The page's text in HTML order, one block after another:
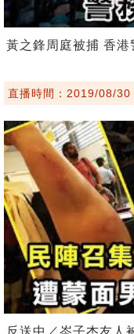
黃之鋒周庭被捕 香港
直播時間：2019/08/30